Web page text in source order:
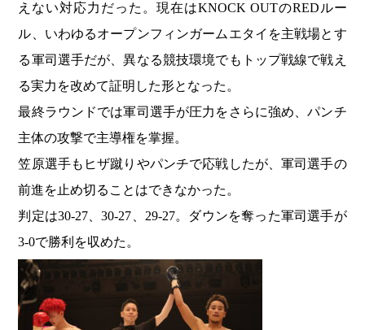
えない対応力だった。現在はKNOCK OUTのREDルー
ル、いわゆるオープンフィンガームエタイを主戦場とす
る軍司選手だが、異なる競技環境でもトップ戦線で戦え
る実力を改めて証明した形となった。
最終ラウンドでは軍司選手が圧力をさらに強め、パンチ
主体の攻撃で主導権を掌握。
笠原選手もヒザ蹴りやパンチで応戦したが、軍司選手の
前進を止め切ることはできなかった。
判定は30-27、30-27、29-27。ダウンを奪った軍司選手が
3-0で勝利を収めた。